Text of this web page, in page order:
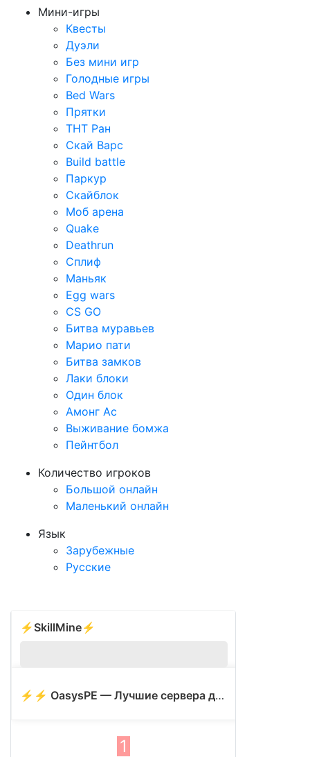
Мини-игры
Квесты
Дуэли
Без мини игр
Голодные игры
Bed Wars
Прятки
ТНТ Ран
Скай Варс
Build battle
Паркур
Скайблок
Моб арена
Quake
Deathrun
Сплиф
Маньяк
Egg wars
CS GO
Битва муравьев
Марио пати
Битва замков
Лаки блоки
Один блок
Амонг Ас
Выживание бомжа
Пейнтбол
Количество игроков
Большой онлайн
Маленький онлайн
Язык
Зарубежные
Русские
⚡SkillMine⚡
⚡⚡ OasysPE — Лучшие сервера для 1.17
1